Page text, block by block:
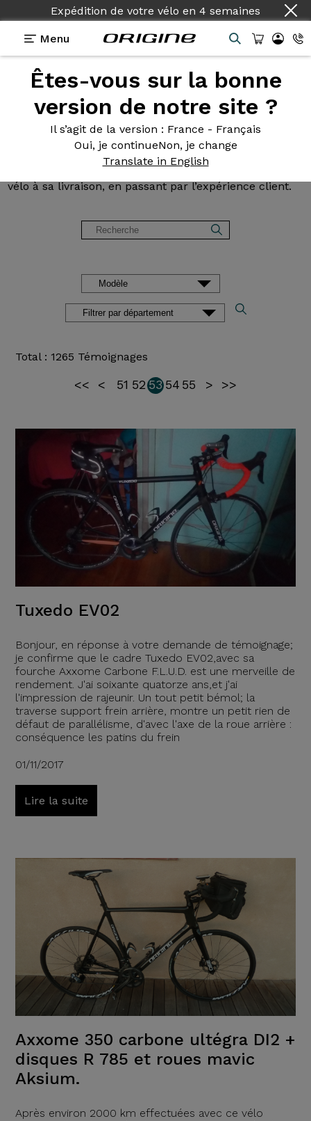
Pays : Français
Menu
Êtes-vous sur la bonne
version de notre site ?
Il s’agit de la version : France - Français
Oui, je continueNon, je change
Translate in English
Avis ettémoignages des
clients Origine
Lisez les avis sur nos vélos de Route, Gravel, VTT et
vélo à sa livraison, en passant par l’expérience client.
Total : 1265 Témoignages
<< < 51 52 53 54 55 > >>
Tuxedo EV02
Bonjour, en réponse à votre demande de témoignage;
je confirme que le cadre Tuxedo EV02,avec sa
fourche Axxome Carbone F.L.U.D. est une merveille de
rendement. J'ai soixante quatorze ans,et j'ai
l'impression de rajeunir. Un tout petit bémol; la
traverse support frein arrière, montre un petit rien de
défaut de parallélisme, d'avec l'axe de la roue arrière :
conséquence les patins du frein
01/11/2017
Lire la suite
Axxome 350 carbone ultégra DI2 +
disques R 785 et roues mavic
Aksium.
Après environ 2000 km effectuées avec ce vélo